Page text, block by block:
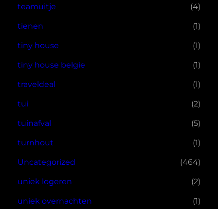
teamuitje (4)
tienen (1)
tiny house (1)
tiny house belgie (1)
traveldeal (1)
tui (2)
tuinafval (5)
turnhout (1)
Uncategorized (464)
uniek logeren (2)
uniek overnachten (1)